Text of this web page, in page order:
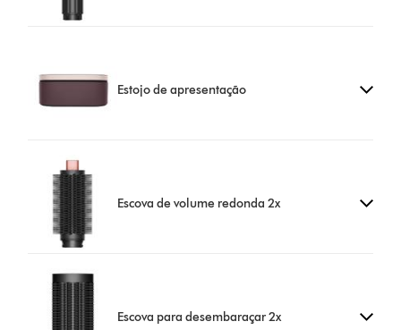
Estojo de apresentação
Escova de volume redonda 2x
Escova para desembaraçar 2x